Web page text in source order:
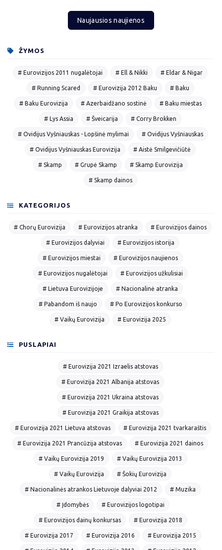
Naujausios naujienos
ŽYMOS
# Eurovizijos 2011 nugalėtojai # Ell & Nikki # Eldar & Nigar
# Running Scared # Eurovizija 2012 Baku # Baku
# Baku Eurovizija # Azerbaidžano sostinė # Baku miestas
# Lys Assia # Šveicarija # Corry Brokken
# Ovidijus Vyšniauskas - Lopšinė mylimai # Ovidijus Vyšniauskas
# Ovidijus Vyšniauskas Eurovizija # Aistė Smilgevičiūtė
# Skamp # Grupė Skamp # Skamp Eurovizija
# Skamp dainos
KATEGORIJOS
# Chorų Eurovizija # Eurovizijos atranka # Eurovizijos dainos
# Eurovizijos dalyviai # Eurovizijos istorija
# Eurovizijos miestai # Eurovizijos naujienos
# Eurovizijos nugalėtojai # Eurovizijos užkulisiai
# Lietuva Eurovizijoje # Nacionalinė atranka
# Pabandom iš naujo # Po Eurovizijos konkurso
# Vaikų Eurovizija # Eurovizija 2025
PUSLAPIAI
# Eurovizija 2021 Izraelis atstovas
# Eurovizija 2021 Albanija atstovas
# Eurovizija 2021 Ukraina atstovas
# Eurovizija 2021 Graikija atstovas
# Eurovizija 2021 Lietuva atstovas # Eurovizija 2021 tvarkaraštis
# Eurovizija 2021 Prancūzija atstovas # Eurovizija 2021 dainos
# Vaikų Eurovizija 2019 # Vaikų Eurovizija 2013
# Vaikų Eurovizija # Šokių Eurovizija
# Nacionalinės atrankos Lietuvoje dalyviai 2012 # Muzika
# Įdomybės # Eurovizijos logotipai
# Eurovizijos dainų konkursas # Eurovizija 2018
# Eurovizija 2017 # Eurovizija 2016 # Eurovizija 2015